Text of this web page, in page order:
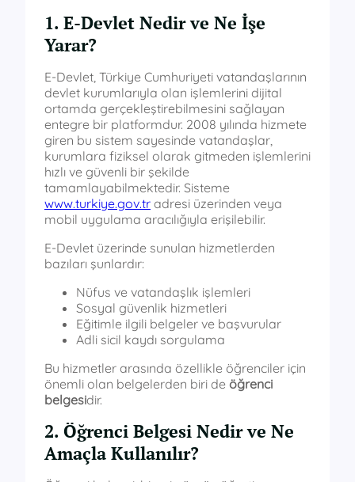
1. E-Devlet Nedir ve Ne İşe
Yarar?
E-Devlet, Türkiye Cumhuriyeti vatandaşlarının
devlet kurumlarıyla olan işlemlerini dijital
ortamda gerçekleştirebilmesini sağlayan
entegre bir platformdur. 2008 yılında hizmete
giren bu sistem sayesinde vatandaşlar,
kurumlara fiziksel olarak gitmeden işlemlerini
hızlı ve güvenli bir şekilde
tamamlayabilmektedir. Sisteme
www.turkiye.gov.tr adresi üzerinden veya
mobil uygulama aracılığıyla erişilebilir.
E-Devlet üzerinde sunulan hizmetlerden
bazıları şunlardır:
Nüfus ve vatandaşlık işlemleri
Sosyal güvenlik hizmetleri
Eğitimle ilgili belgeler ve başvurular
Adli sicil kaydı sorgulama
Bu hizmetler arasında özellikle öğrenciler için
önemli olan belgelerden biri de öğrenci
belgesidir.
2. Öğrenci Belgesi Nedir ve Ne
Amaçla Kullanılır?